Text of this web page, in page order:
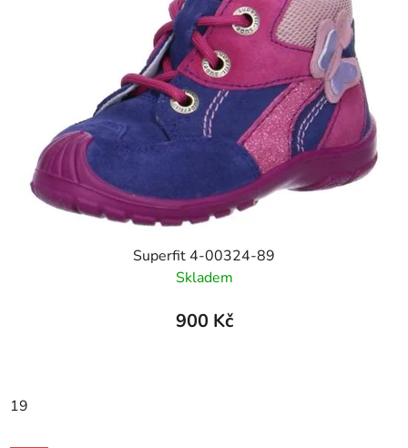
Superfit 4-00324-89
Skladem
900 Kč
19